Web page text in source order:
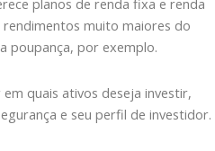
muito maiores do
poupança, por exemplo.
quais ativos deseja investir,
e seu perfil de investidor.